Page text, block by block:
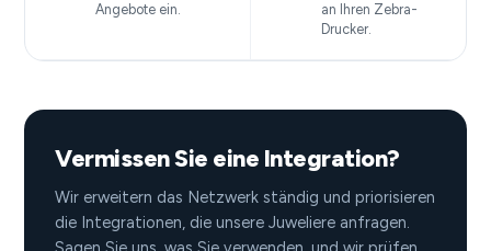
Angebote ein.
an Ihren Zebra-
Drucker.
Vermissen Sie eine Integration?
Wir erweitern das Netzwerk ständig und priorisieren
die Integrationen, die unsere Juweliere anfragen.